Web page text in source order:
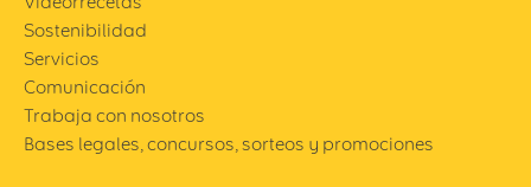
Sostenibilidad
Servicios
Comunicación
Trabaja con nosotros
Bases legales, concursos, sorteos y promociones